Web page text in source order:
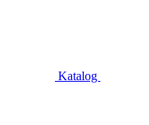
Katalog